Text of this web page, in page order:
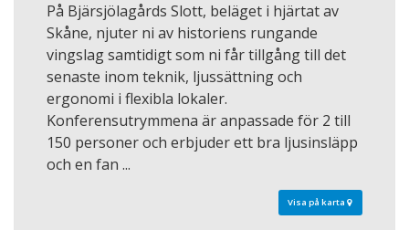
På Bjärsjölagårds Slott, beläget i hjärtat av
Skåne, njuter ni av historiens rungande
vingslag samtidigt som ni får tillgång till det
senaste inom teknik, ljussättning och
ergonomi i flexibla lokaler.
Konferensutrymmena är anpassade för 2 till
150 personer och erbjuder ett bra ljusinsläpp
och en fan ...
Visa på karta